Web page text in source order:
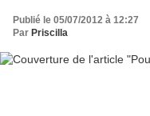
Publié le 05/07/2012 à 12:27
Par Priscilla